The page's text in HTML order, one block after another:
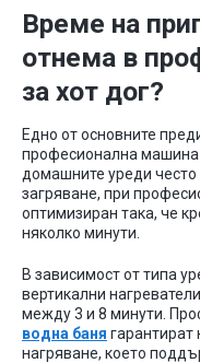
Време на
отнема в
за хот дог?
Едно от основните
професионална машина
домашните уреди
загряване, при
оптимизиран така, че
няколко минути.
В зависимост от типа
вертикални
между 3 и 8 минути.
водна баня гарантират
нагряване, което